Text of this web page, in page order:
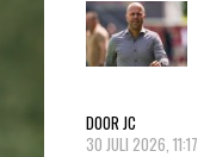
DOOR JC
30 JULI 2026, 11:17